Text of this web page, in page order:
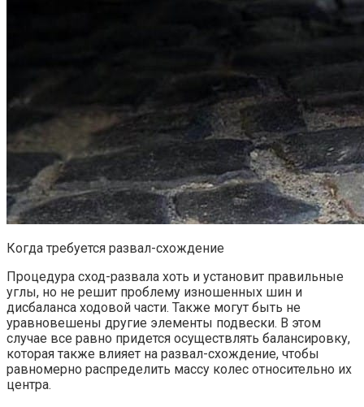
Когда требуется развал-схождение
Процедура сход-развала хоть и установит правильные
углы, но не решит проблему изношенных шин и
дисбаланса ходовой части. Также могут быть не
уравновешены другие элементы подвески. В этом
случае все равно придется осуществлять балансировку,
которая также влияет на развал-схождение, чтобы
равномерно распределить массу колес относительно их
центра.